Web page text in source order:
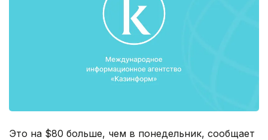
Это на $80 больше, чем в понедельник, сообщает